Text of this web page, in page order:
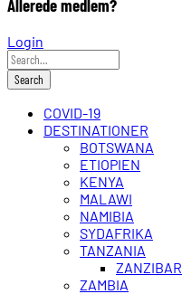
Allerede medlem?
Login
COVID-19
DESTINATIONER
BOTSWANA
ETIOPIEN
KENYA
MALAWI
NAMIBIA
SYDAFRIKA
TANZANIA
ZANZIBAR
ZAMBIA